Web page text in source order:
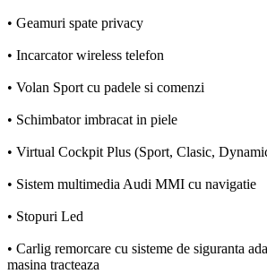
• Geamuri spate privacy
• Incarcator wireless telefon
• Volan Sport cu padele si comenzi
• Schimbator imbracat in piele
• Virtual Cockpit Plus (Sport, Clasic,
• Sistem multimedia Audi MMI cu navigatie
• Stopuri Led
• Carlig remorcare cu sisteme de siguranta
masina tracteaza